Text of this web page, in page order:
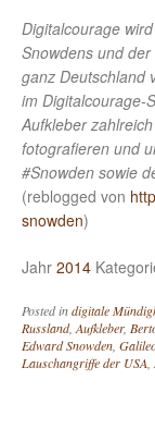
Digitalcourage
Snowdens und
ganz Deutschland
im Digitalcourage-
Aufkleber
fotografieren und
#Snowden sowie
(reblogged von
snowden)
Jahr 2014
Posted indigitale
Russland,Aufkleber,
Edward Snowden,
Lauschangriffe der USA,